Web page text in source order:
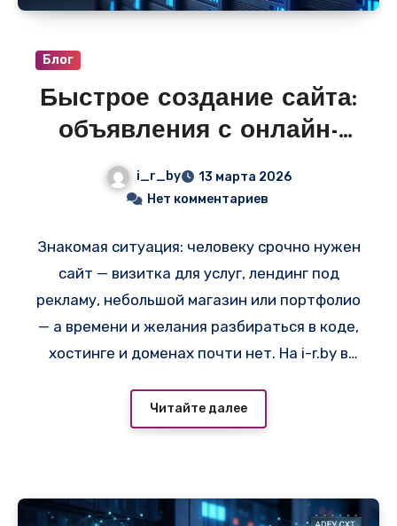
Блог
Быстрое создание сайта:
объявления с онлайн-
конструкторами и
готовыми VPS в
i_r_by
13 марта 2026
Нет комментариев
Знакомая ситуация: человеку срочно нужен
сайт — визитка для услуг, лендинг под
рекламу, небольшой магазин или портфолио
— а времени и желания разбираться в коде,
хостинге и доменах почти нет. На i-r.by в
сервера» сейчас висит куча объявлений
именно под такие задачи. Многие ведут на
готовый сайт из блоков, выбрать шаблон и
Читайте далее